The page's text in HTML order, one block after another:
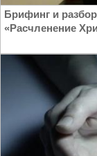
Брифинг и
«Расчленение